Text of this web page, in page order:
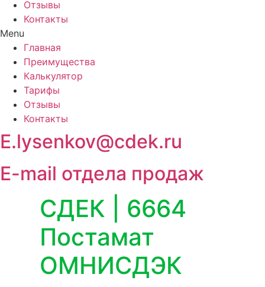
Отзывы
Контакты
Menu
Главная
Преимущества
Калькулятор
Тарифы
Отзывы
Контакты
E.lysenkov@cdek.ru
E-mail отдела продаж
СДЕК | 6664
Постамат
ОМНИСДЭК